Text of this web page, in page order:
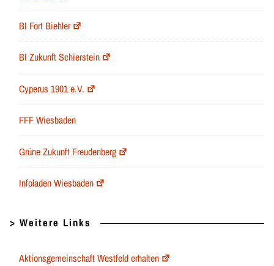
BI Fort Biehler
BI Zukunft Schierstein
Cyperus 1901 e.V.
FFF Wiesbaden
Grüne Zukunft Freudenberg
Infoladen Wiesbaden
> Weitere Links
Aktionsgemeinschaft Westfeld erhalten